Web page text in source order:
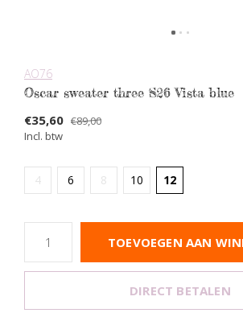
AO76
Oscar sweater three S26 Vista blue
€35,60 €89,00
Incl. btw
4 6 8 10 12
TOEVOEGEN AAN
DIRECT BETALEN